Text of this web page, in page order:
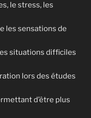
le stress, les
les sensations de
situations difficiles
lors des études
d’être plus